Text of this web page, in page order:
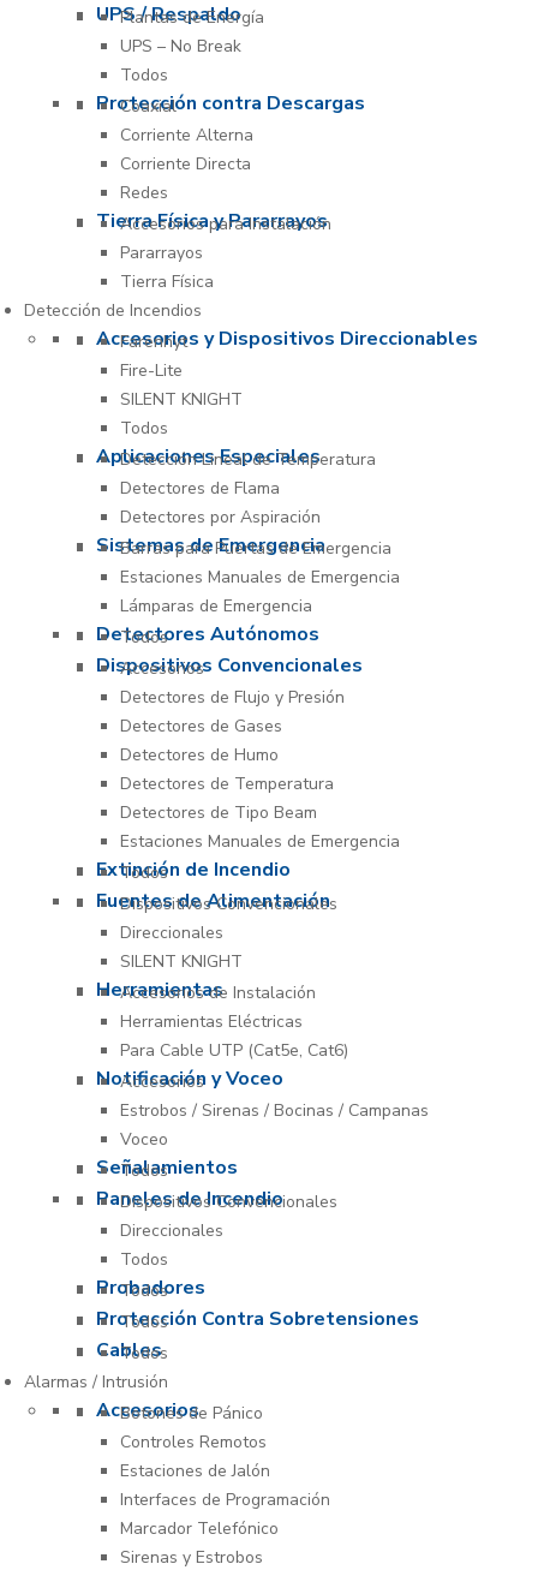
UPS / Respaldo
Plantas de Energía
UPS – No Break
Todos
Protección contra Descargas
Coaxial
Corriente Alterna
Corriente Directa
Redes
Tierra Física y Pararrayos
Accesorios para Instalación
Pararrayos
Tierra Física
Detección de Incendios
Accesorios y Dispositivos Direccionables
Farenhyt
Fire-Lite
SILENT KNIGHT
Todos
Aplicaciones Especiales
Detección Lineal de Temperatura
Detectores de Flama
Detectores por Aspiración
Sistemas de Emergencia
Barras para Puertas de Emergencia
Estaciones Manuales de Emergencia
Lámparas de Emergencia
Detectores Autónomos
Todos
Dispositivos Convencionales
Accesorios
Detectores de Flujo y Presión
Detectores de Gases
Detectores de Humo
Detectores de Temperatura
Detectores de Tipo Beam
Estaciones Manuales de Emergencia
Extinción de Incendio
Todos
Fuentes de Alimentación
Dispositivos Convencionales
Direccionales
SILENT KNIGHT
Herramientas
Accesorios de Instalación
Herramientas Eléctricas
Para Cable UTP (Cat5e, Cat6)
Notificación y Voceo
Accesorios
Estrobos / Sirenas / Bocinas / Campanas
Voceo
Señalamientos
Todos
Paneles de Incendio
Dispositivos Convencionales
Direccionales
Todos
Probadores
Todos
Protección Contra Sobretensiones
Todos
Cables
Todos
Alarmas / Intrusión
Accesorios
Botones de Pánico
Controles Remotos
Estaciones de Jalón
Interfaces de Programación
Marcador Telefónico
Sirenas y Estrobos